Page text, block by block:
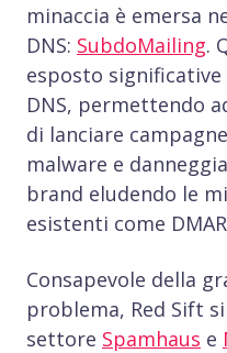
minaccia è emersa
DNS: SubdoMailing.
esposto
DNS, permettendo
di lanciare
malware e
brand eludendo le
esistenti come
Consapevole della
problema, Red Sift
settore Spamhaus e